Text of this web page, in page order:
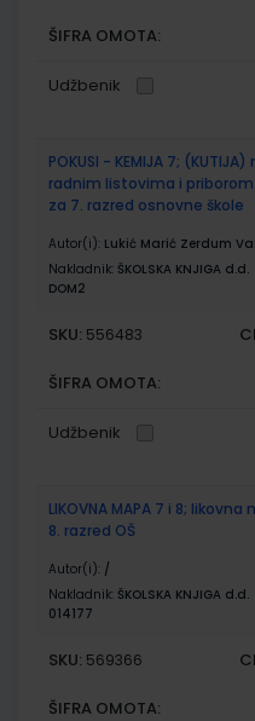
ŠIFRA OMOTA:
Udžbenik
POKUSI - KEMIJA 7;
radnim listovima i
za 7. razred osnovne škole
Autor(i): Lukić Marić Zerdum
Nakladnik: ŠKOLSKA KNJIGA d.d.
DOM2
SKU: 556483
ŠIFRA OMOTA:
Udžbenik
LIKOVNA MAPA 7 i 8;
8. razred OŠ
Autor(i): /
Nakladnik: ŠKOLSKA KNJIGA d.d.
014177
SKU: 569366
ŠIFRA OMOTA: